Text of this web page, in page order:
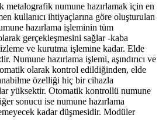
numune hazırlamak için en
kullanıcı ihtiyaçlarına göre oluşturulan
hazırlama işleminin tüm
gerçekleşmesini sağlar -kaba
ve kurutma işlemine kadar. Elde
Numune hazırlama işlemi, aşındırıcı ve
olarak kontrol edildiğinden, elde
özelliği hiç bir cihazla
yüksektir. Otomatik kontrollü numune
sonucu ise numune hazırlama
kadar düşmesidir. Modüler